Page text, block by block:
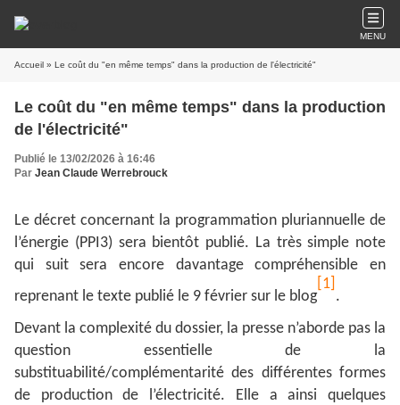
MENU
Accueil » Le coût du "en même temps" dans la production de l'électricité"
Le coût du "en même temps" dans la production
de l'électricité"
Publié le 13/02/2026 à 16:46
Par Jean Claude Werrebrouck
Le décret concernant la programmation pluriannuelle de
l’énergie (PPI3) sera bientôt publié. La très simple note
qui suit sera encore davantage compréhensible en
reprenant le texte publié le 9 février sur le blog
[1]
.
Devant la complexité du dossier, la presse n’aborde pas la
question essentielle de la
substituabilité/complémentarité des différentes formes
de production de l’électricité. Elle a ainsi quelques